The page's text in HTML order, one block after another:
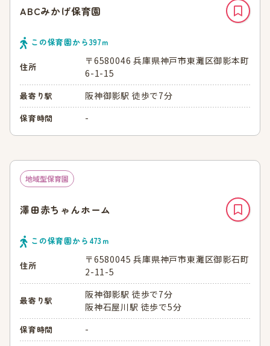
ABCみかげ保育園
この保育園から397ｍ
住所
〒6580046 兵庫県神戸市東灘区御影本町
6-1-15
最寄り駅 阪神御影駅 徒歩で7分
保育時間 -
地域型保育園
澤田赤ちゃんホーム
この保育園から 473ｍ
住所
〒6580045 兵庫県神戸市東灘区御影石町
2-11-5
最寄り駅
阪神御影駅 徒歩で7分
阪神石屋川駅 徒歩で5分
保育時間 -